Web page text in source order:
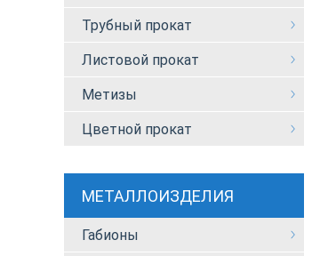
Трубный прокат
Листовой прокат
Метизы
Цветной прокат
МЕТАЛЛОИЗДЕЛИЯ
Габионы